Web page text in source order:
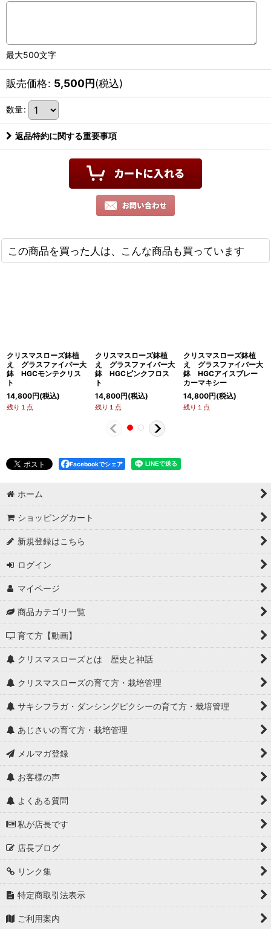
最大500文字
販売価格: 5,500円(税込)
数量:
返品特約に関する重要事項
この商品を買った人は、こんな商品も買っています
クリスマスローズ鉢植
え グラスファイバー大
鉢 HGCモンテクリス
ト
14,800円(税込)
残り１点
クリスマスローズ鉢植
え グラスファイバー大
鉢 HGCピンクフロス
ト
14,800円(税込)
残り１点
クリスマスローズ鉢植
え グラスファイバー大
鉢 HGCアイスブレー
カーマキシー
14,800円(税込)
残り１点
Facebookでシェア
ホーム
ショッピングカート
新規登録はこちら
ログイン
マイページ
商品カテゴリ一覧
育て方【動画】
クリスマスローズとは 歴史と神話
クリスマスローズの育て方・栽培管理
サキシフラガ・ダンシングピクシーの育て方・栽培管理
あじさいの育て方・栽培管理
メルマガ登録
お客様の声
よくある質問
私が店長です
店長ブログ
リンク集
特定商取引法表示
ご利用案内